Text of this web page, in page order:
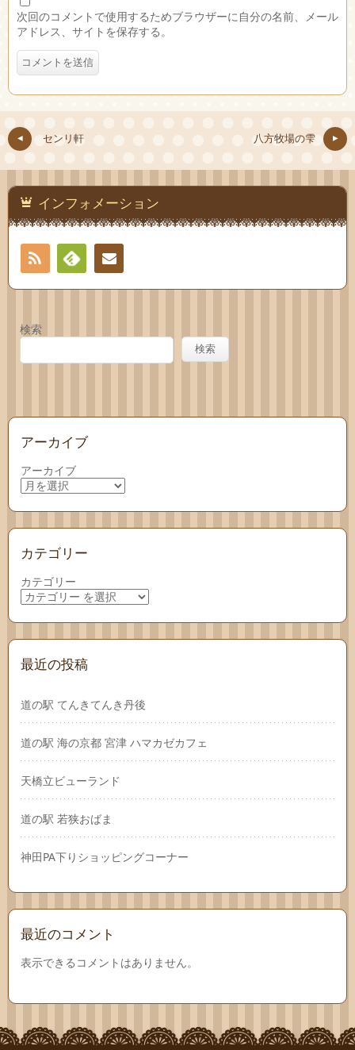
次回のコメントで使用するためブラウザーに自分の名前、メール
アドレス、サイトを保存する。
センリ軒 八方牧場の雫
インフォメーション
RSS
Feedlyお問
検索
検索
アーカイブ
アーカイブ
カテゴリー
カテゴリー
最近の投稿
道の駅 てんきてんき丹後
道の駅 海の京都 宮津 ハマカゼカフェ
天橋立ビューランド
道の駅 若狭おばま
神田PA下りショッピングコーナー
最近のコメント
表示できるコメントはありません。